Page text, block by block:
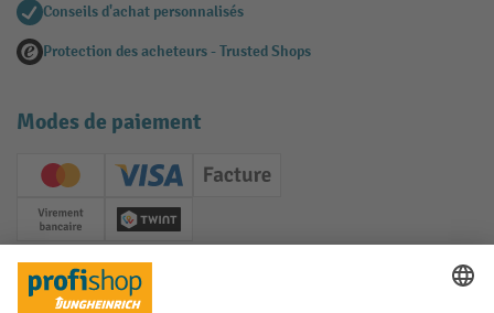
Conseils d'achat personnalisés
Protection des acheteurs - Trusted Shops
Modes de paiement
Creditcard (Master)Creditcard (Visa)
Facture
Paiement anticipé
Twint
Réseaux sociaux